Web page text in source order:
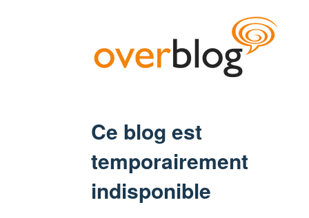
Ce blog est
temporairement
indisponible